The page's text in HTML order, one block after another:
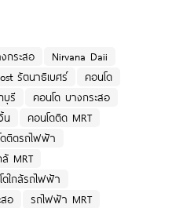
กระสอ
Nirvana Daii
รัตนาธิเบศร์
คอนโด
บุรี
คอนโด บางกระสอ
น
คอนโดติด MRT
ติดรถไฟฟ้า
ล้ MRT
ดใกล้รถไฟฟ้า
อ
รถไฟฟ้า MRT